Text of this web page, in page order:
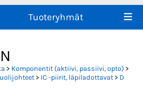
Tuoteryhmät
> Komponentit (aktiivi, passiivi, opto) >
> IC -piirit, läpiladottavat> D